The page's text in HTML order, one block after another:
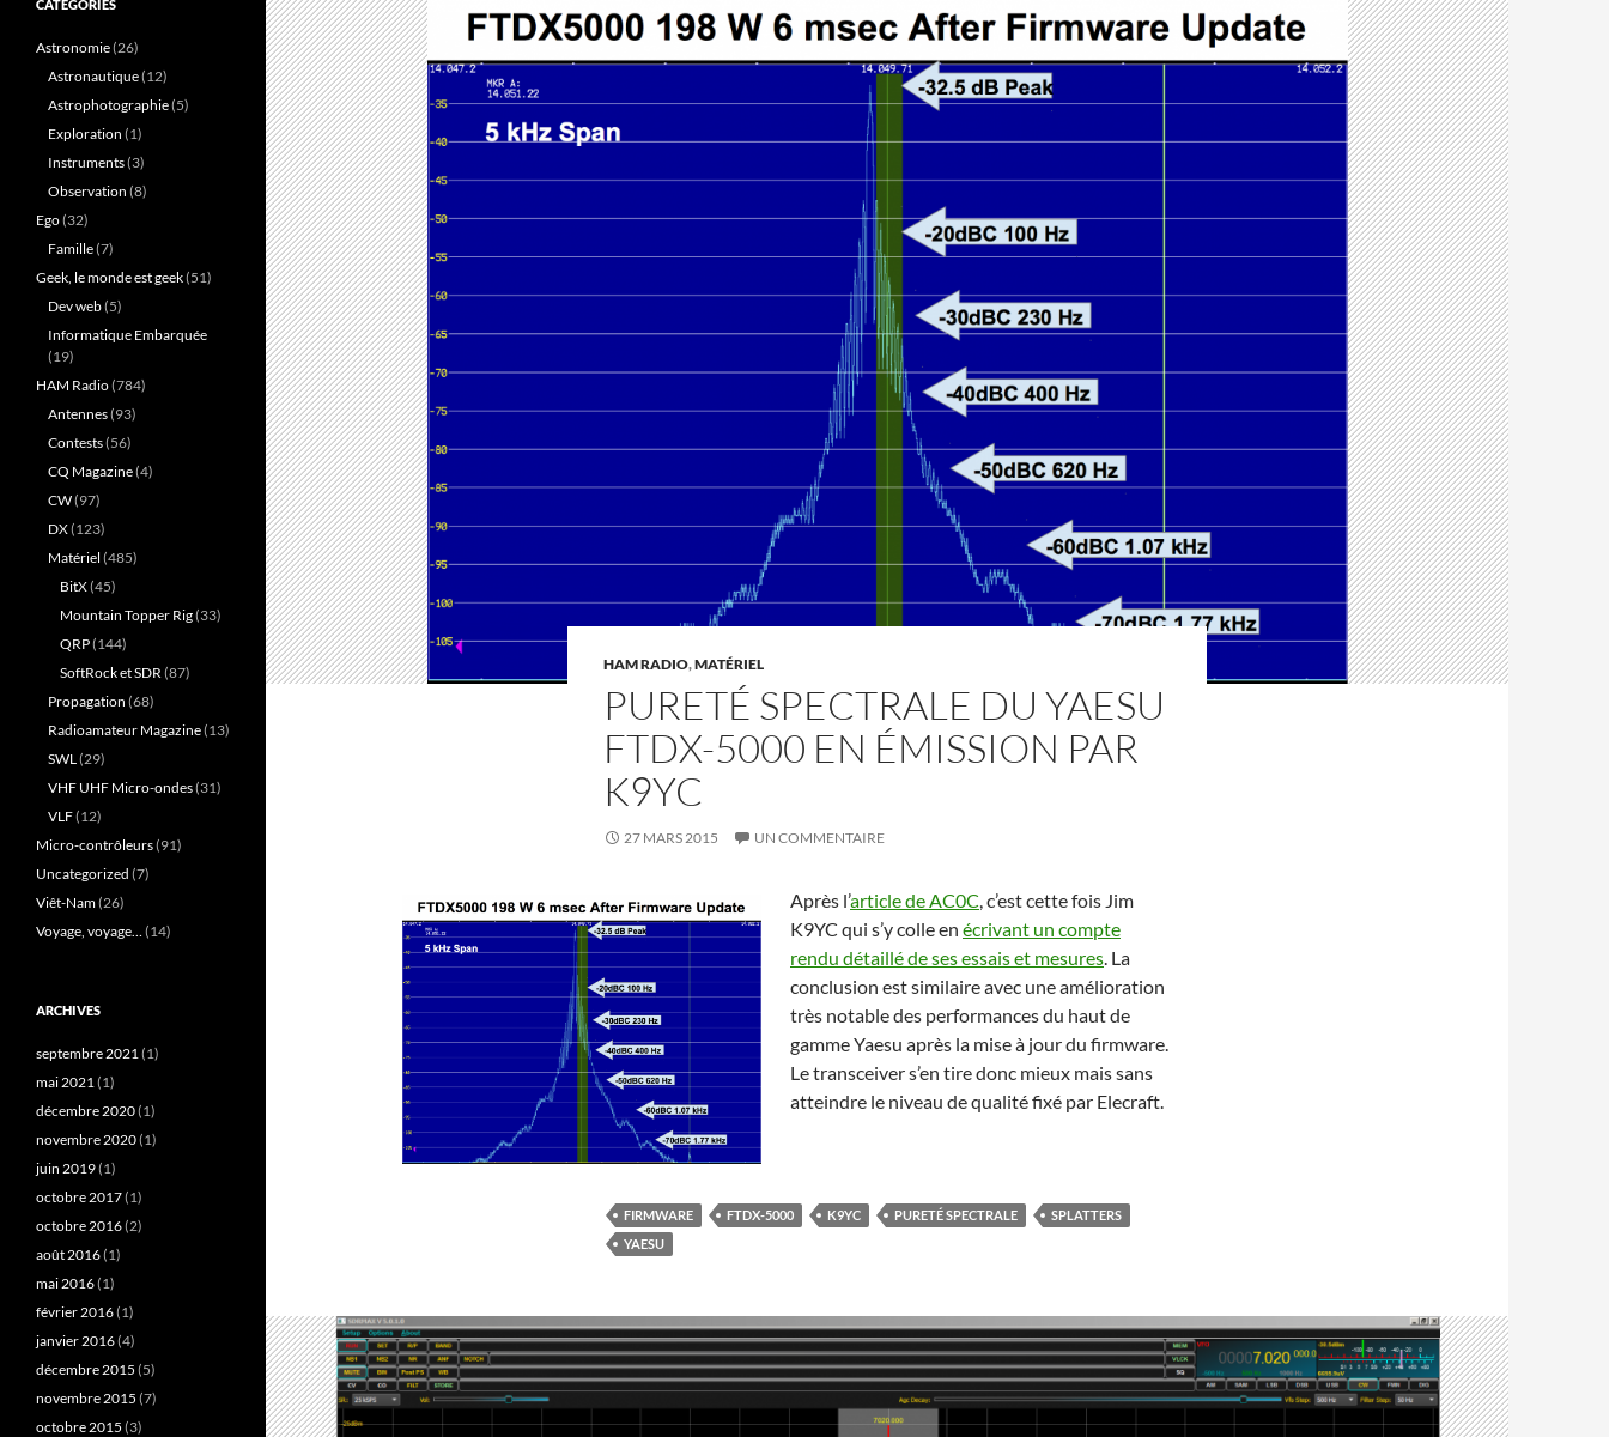
HAM RADIO,MATÉRIEL
PURETÉ SPECTRALE DU YAESU
FTDX-5000 EN ÉMISSION PAR
K9YC
27 MARS 2015 UN COMMENTAIRE
Après l’article de AC0C, c’est cette fois Jim
K9YC qui s’y colle en écrivant un compte
rendu détaillé de ses essais et mesures. La
conclusion est similaire avec une amélioration
très notable des performances du haut de
gamme Yaesu après la mise à jour du firmware.
Le transceiver s’en tire donc mieux mais sans
atteindre le niveau de qualité fixé par Elecraft.
FIRMWARE FTDX-5000 K9YC PURETÉ SPECTRALE
SPLATTERS
YAESU
CATÉGORIES
Astronomie(26)
Astronautique(12)
Astrophotographie(5)
Exploration (1)
Instruments(3)
Observation (8)
Ego(32)
Famille(7)
Geek, le monde est geek(51)
Dev web(5)
Informatique Embarquée
(19)
HAM Radio(784)
Antennes(93)
Contests(56)
CQ Magazine(4)
CW(97)
DX(123)
Matériel (485)
BitX(45)
Mountain Topper Rig(33)
QRP(144)
SoftRock et SDR(87)
Propagation (68)
Radioamateur Magazine(13)
SWL(29)
VHF UHF Micro-ondes(31)
VLF(12)
Micro-contrôleurs(91)
Uncategorized (7)
Viêt-Nam(26)
Voyage, voyage…(14)
ARCHIVES
septembre 2021(1)
mai 2021(1)
décembre 2020(1)
novembre 2020(1)
juin 2019(1)
octobre 2017(1)
octobre 2016(2)
août 2016(1)
mai 2016(1)
février 2016(1)
janvier 2016(4)
décembre 2015 (5)
novembre 2015 (7)
octobre 2015 (3)